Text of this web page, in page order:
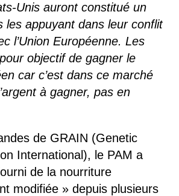
Unis auront constitué un
les appuyant dans leur conflit
l’Union Européenne. Les
objectif de gagner le
car c’est dans ce marché
à gagner, pas en
de GRAIN (Genetic
International), le PAM a
de la nourriture
modifiée » depuis plusieurs